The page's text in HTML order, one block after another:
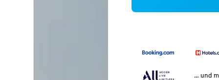
… und